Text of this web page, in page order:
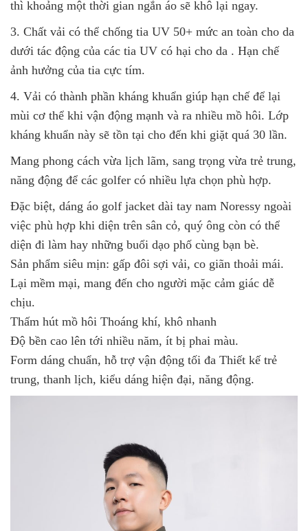
thì khoảng một thời gian ngắn áo sẽ khô lại ngay.
3. Chất vải có thể chống tia UV 50+ mức an toàn cho da
dưới tác động của các tia UV có hại cho da . Hạn chế
ảnh hưởng của tia cực tím.
4. Vải có thành phần kháng khuẩn giúp hạn chế để lại
mùi cơ thể khi vận động mạnh và ra nhiều mồ hôi. Lớp
kháng khuẩn này sẽ tồn tại cho đến khi giặt quá 30 lần.
Mang phong cách vừa lịch lãm, sang trọng vừa trẻ trung,
năng động để các golfer có nhiều lựa chọn phù hợp.
Đặc biệt, dáng áo golf jacket dài tay nam Noressy ngoài
việc phù hợp khi diện trên sân cỏ, quý ông còn có thể
diện đi làm hay những buổi dạo phố cùng bạn bè.
Sản phẩm siêu mịn: gấp đôi sợi vải, co giãn thoải mái.
Lại mềm mại, mang đến cho người mặc cảm giác dễ
chịu.
Thấm hút mồ hôi Thoáng khí, khô nhanh
Độ bền cao lên tới nhiều năm, ít bị phai màu.
Form dáng chuẩn, hỗ trợ vận động tối đa Thiết kế trẻ
trung, thanh lịch, kiểu dáng hiện đại, năng động.